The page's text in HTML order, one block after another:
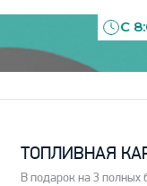
С
ТОПЛИВНАЯ
В подарок на 3 полных